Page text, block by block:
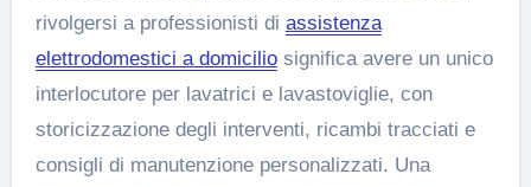
rivolgersi a professionisti di assistenza
elettrodomestici a domiciliosignifica avere un unico
interlocutore per lavatrici e lavastoviglie, con
storicizzazione degli interventi, ricambi tracciati e
consigli di manutenzione personalizzati. Una